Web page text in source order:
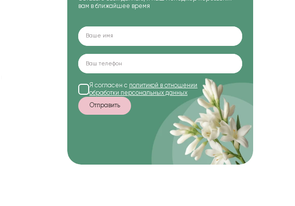
вам в ближайшее время
Я согласен с политикой в отношении
обработки персональных данных
Отправить